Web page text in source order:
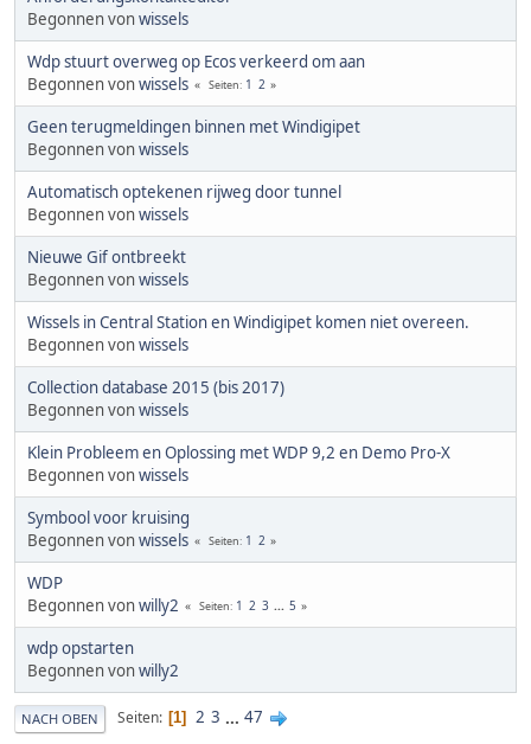
Begonnen vonwissels
Wdp stuurt overweg op Ecos verkeerd om aan
Begonnen vonwissels Seiten 1 2
Geen terugmeldingen binnen met Windigipet
Begonnen vonwissels
Automatisch optekenen rijweg door tunnel
Begonnen vonwissels
Nieuwe Gif ontbreekt
Begonnen vonwissels
Wissels in Central Station en Windigipet komen niet overeen.
Begonnen vonwissels
Collection database 2015 (bis 2017)
Begonnen vonwissels
Klein Probleem en Oplossing met WDP 9,2 en Demo Pro-X
Begonnen vonwissels
Symbool voor kruising
Begonnen vonwissels Seiten 1 2
WDP
Begonnen vonwilly2 Seiten 1 2 3 ... 5
wdp opstarten
Begonnen vonwilly2
NACH OBEN Seiten 1 2 3 ... 47